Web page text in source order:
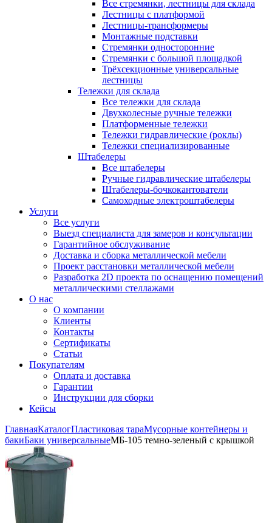
Все стремянки, лестницы для склада
Лестницы с платформой
Лестницы-трансформеры
Монтажные подставки
Стремянки односторонние
Стремянки с большой площадкой
Трёхсекционные универсальные
лестницы
Тележки для склада
Все тележки для склада
Двухколесные ручные тележки
Платформенные тележки
Тележки гидравлические (роклы)
Тележки специализированные
Штабелеры
Все штабелеры
Ручные гидравлические штабелеры
Штабелеры-бочкокантователи
Самоходные электроштабелеры
Услуги
Все услуги
Выезд специалиста для замеров и консультации
Гарантийное обслуживание
Доставка и сборка металлической мебели
Проект расстановки металлической мебели
Разработка 2D проекта по оснащению помещений
металлическими стеллажами
О нас
О компании
Клиенты
Контакты
Сертификаты
Статьи
Покупателям
Оплата и доставка
Гарантии
Инструкции для сборки
Кейсы
ГлавнаяКаталогПластиковая тараМусорные контейнеры и
бакиБаки универсальныеМБ-105 темно-зеленый с крышкой